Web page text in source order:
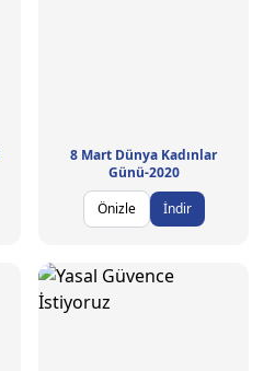
8 Mart Dünya Kadınlar
Günü-2020
Önizle
İndir